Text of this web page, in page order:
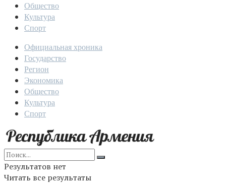
Общество
Культура
Спорт
Официальная хроника
Государство
Регион
Экономика
Общество
Культура
Спорт
Результатов нет
Читать все результаты